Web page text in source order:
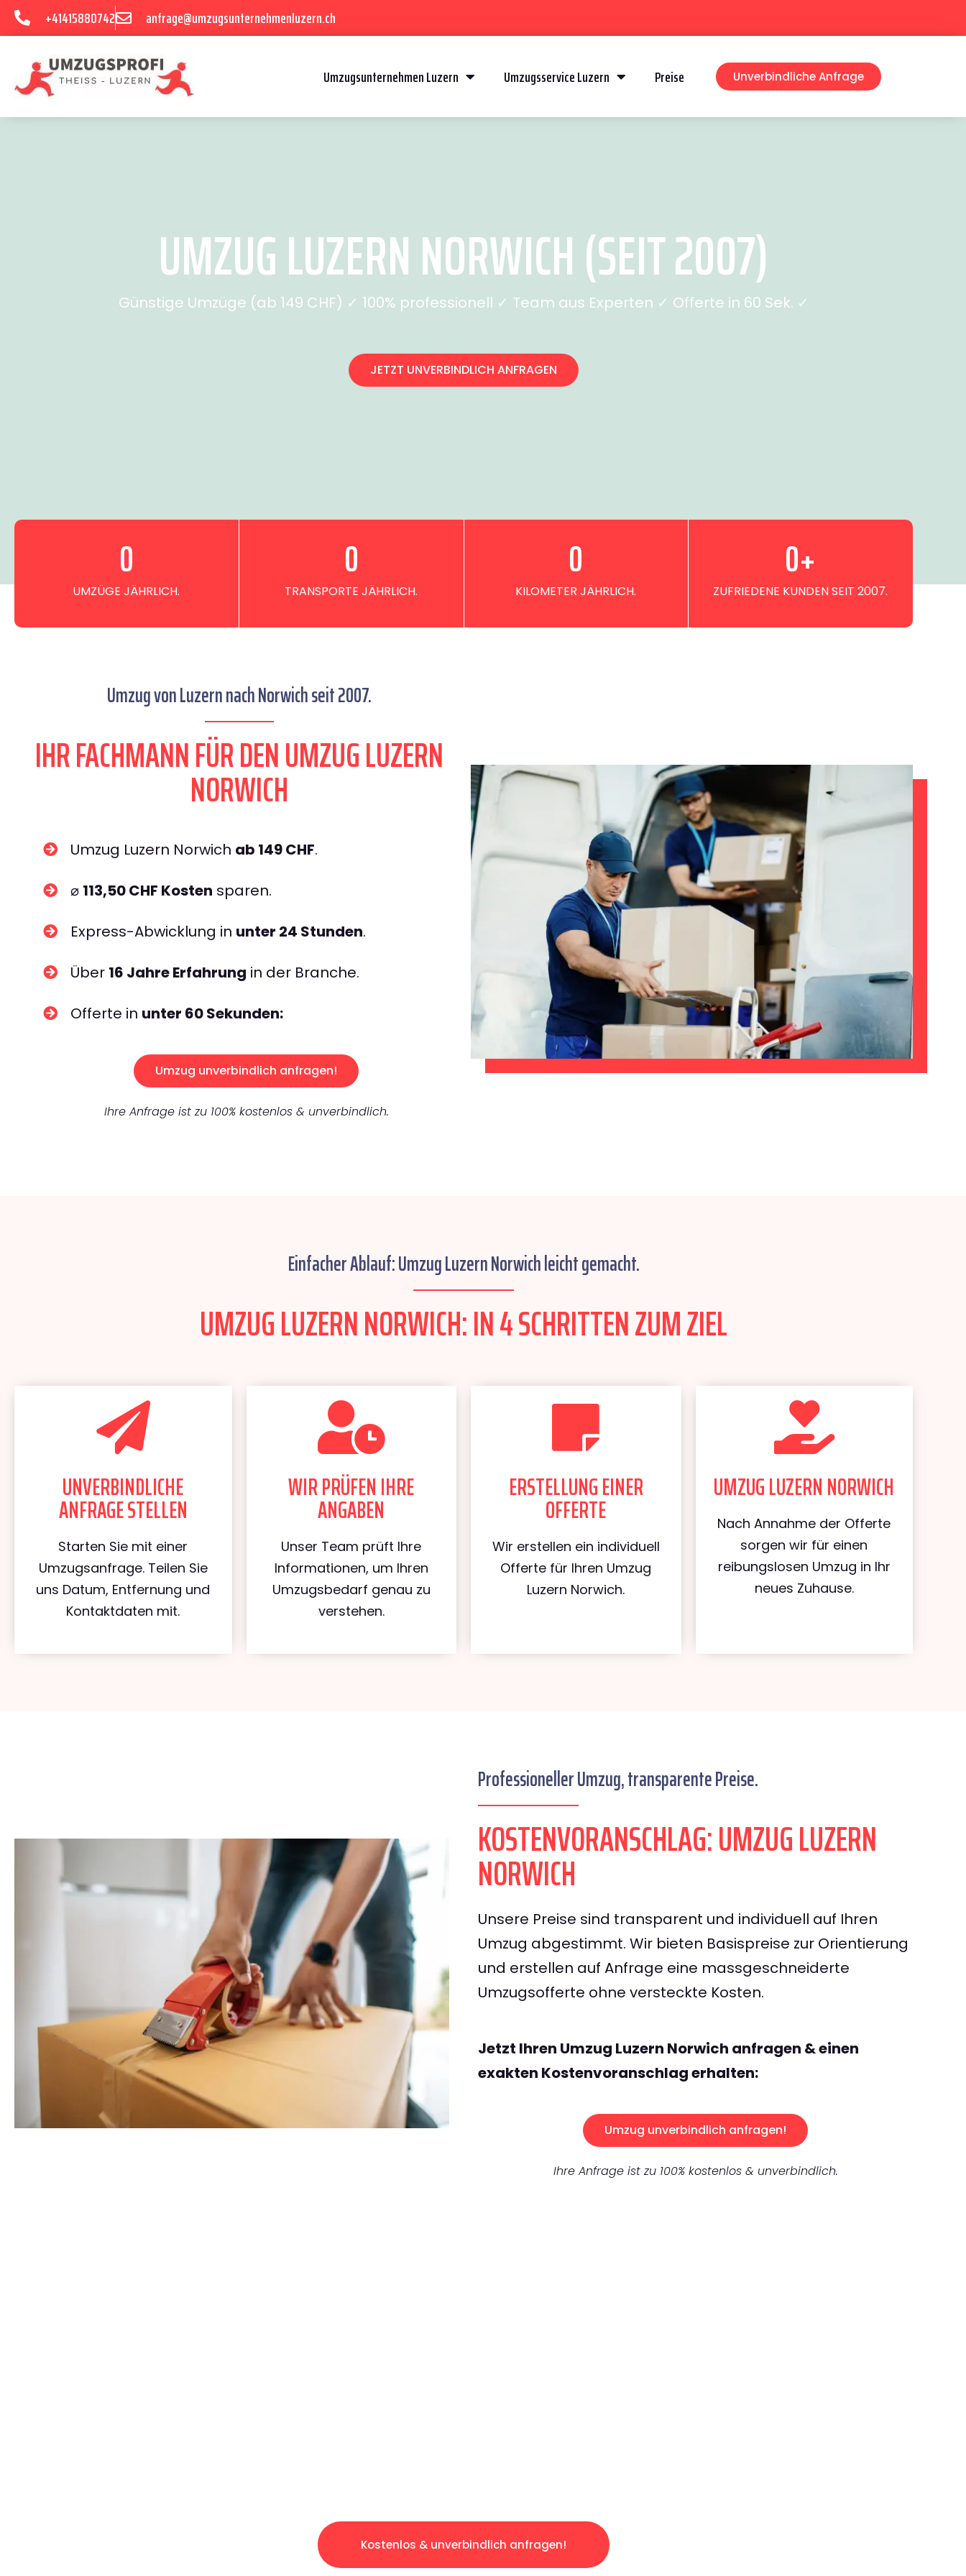
+41415880742 anfrage@umzugsunternehmenluzern.ch
Umzugsunternehmen Luzern Umzugsservice Luzern Preise Unverbindliche Anfrage
UMZUG LUZERN NORWICH (SEIT 2007)
Günstige Umzüge (ab 149 CHF) ✓ 100% professionell ✓ Team aus Experten ✓ Offerte in 60 Sek. ✓
JETZT UNVERBINDLICH ANFRAGEN
UMZÜGE JÄHRLICH.
0
TRANSPORTE JÄHRLICH.
0
KILOMETER JÄHRLICH.
0
ZUFRIEDENE KUNDEN SEIT 2007.
0+
Umzug von Luzern nach Norwich seit 2007.
IHR FACHMANN FÜR DEN UMZUG LUZERN
NORWICH
Umzug Luzern Norwich ab 149 CHF.
⌀ 113,50 CHF Kosten sparen.
Express-Abwicklung in unter 24 Stunden.
Über 16 Jahre Erfahrung in der Branche.
Offerte in unter 60 Sekunden:
Umzug unverbindlich anfragen!
Ihre Anfrage ist zu 100% kostenlos & unverbindlich.
Einfacher Ablauf: Umzug Luzern Norwich leicht gemacht.
UMZUG LUZERN NORWICH: IN 4 SCHRITTEN ZUM ZIEL
UNVERBINDLICHE
ANFRAGE STELLEN
Starten Sie mit einer
Umzugsanfrage. Teilen Sie
uns Datum, Entfernung und
Kontaktdaten mit.
WIR PRÜFEN IHRE
ANGABEN
Unser Team prüft Ihre
Informationen, um Ihren
Umzugsbedarf genau zu
verstehen.
ERSTELLUNG EINER
OFFERTE
Wir erstellen ein individuell
Offerte für Ihren Umzug
Luzern Norwich.
UMZUG LUZERN NORWICH
Nach Annahme der Offerte
sorgen wir für einen
reibungslosen Umzug in Ihr
neues Zuhause.
Professioneller Umzug, transparente Preise.
KOSTENVORANSCHLAG: UMZUG LUZERN
NORWICH
Unsere Preise sind transparent und individuell auf Ihren
Umzug abgestimmt. Wir bieten Basispreise zur Orientierung
und erstellen auf Anfrage eine massgeschneiderte
Umzugsofferte ohne versteckte Kosten.
Jetzt Ihren Umzug Luzern Norwich anfragen & einen
exakten Kostenvoranschlag erhalten:
Umzug unverbindlich anfragen!
Ihre Anfrage ist zu 100% kostenlos & unverbindlich.
Kostenlos & unverbindlich anfragen!